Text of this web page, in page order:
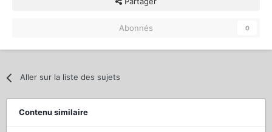
Abonnés 0
Aller sur la liste des sujets
Contenu similaire